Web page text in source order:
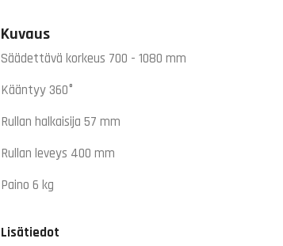
Kuvaus
Säädettävä korkeus 700 - 1080 mm
Kääntyy 360°
Rullan halkaisija 57 mm
Rullan leveys 400 mm
Paino 6 kg
Lisätiedot